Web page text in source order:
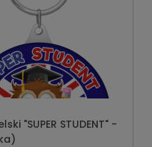
"SUPER STUDENT" -